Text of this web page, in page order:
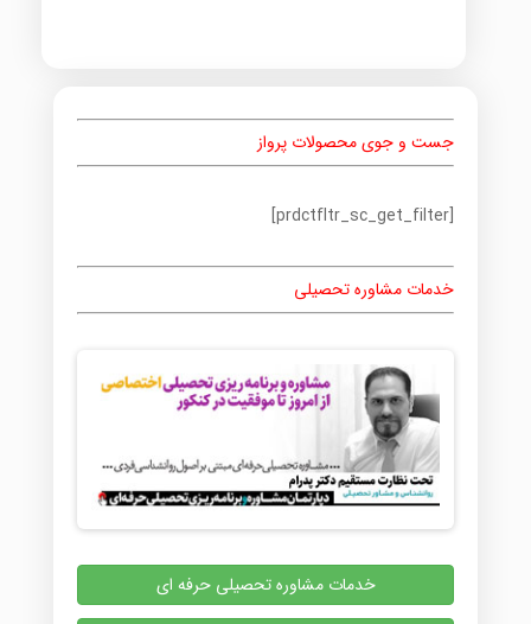
جست و جوی محصولات پرواز
[prdctfltr_sc_get_filter]
خدمات مشاوره تحصیلی
خدمات مشاوره تحصیلی حرفه ای